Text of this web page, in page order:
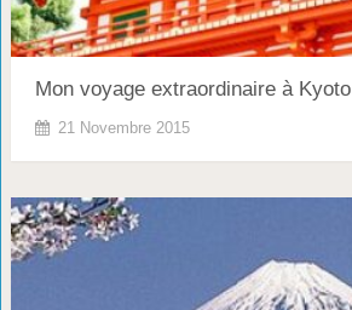
Mon voyage extraordinaire à Kyoto
21 Novembre 2015